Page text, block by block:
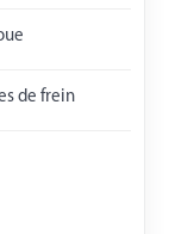
de frein